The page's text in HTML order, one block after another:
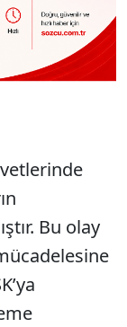
Bu olay